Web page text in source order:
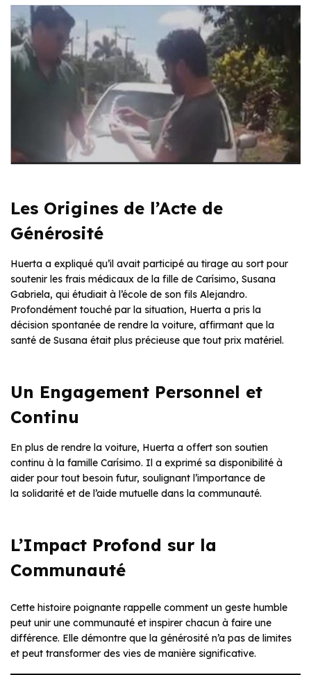
Les Origines de l’Acte de
Générosité
Huerta a expliqué qu’il avait participé au tirage au sort pour
soutenir les frais médicaux de la fille de Carísimo, Susana
Gabriela, qui étudiait à l’école de son fils Alejandro.
Profondément touché par la situation, Huerta a pris la
décision spontanée de rendre la voiture, affirmant que la
santé de Susana était plus précieuse que tout prix matériel.
Un Engagement Personnel et
Continu
En plus de rendre la voiture, Huerta a offert son soutien
continu à la famille Carísimo. Il a exprimé sa disponibilité à
aider pour tout besoin futur, soulignant l’importance de
la solidarité et de l’aide mutuelle dans la communauté.
L’Impact Profond sur la
Communauté
Cette histoire poignante rappelle comment un geste humble
peut unir une communauté et inspirer chacun à faire une
différence. Elle démontre que la générosité n’a pas de limites
et peut transformer des vies de manière significative.